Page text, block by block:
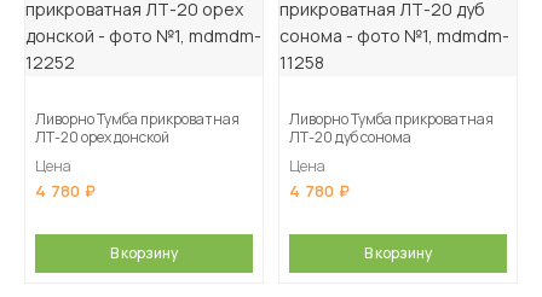
Ливорно Тумба прикроватная
ЛТ-20 орех донской
Цена
4 780
В корзину
Ливорно Тумба прикроватная
ЛТ-20 дуб сонома
Цена
4 780
В корзину